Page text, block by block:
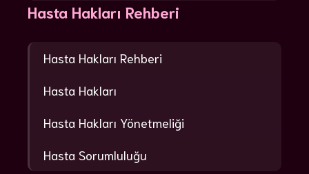
Hasta Hakları Rehberi
Hasta Hakları Rehberi
Hasta Hakları
Hasta Hakları Yönetmeliği
Hasta Sorumluluğu